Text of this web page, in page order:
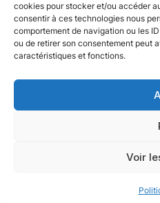
cookies pour stocker et/ou accéder
consentir à ces technologies nous
comportement de navigation ou les
ou de retirer son consentement peut
caractéristiques et fonctions.
Voir